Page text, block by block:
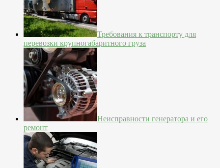
Требования к транспорту для
перевозки крупногабаритного груза
Неисправности генератора и его
ремонт